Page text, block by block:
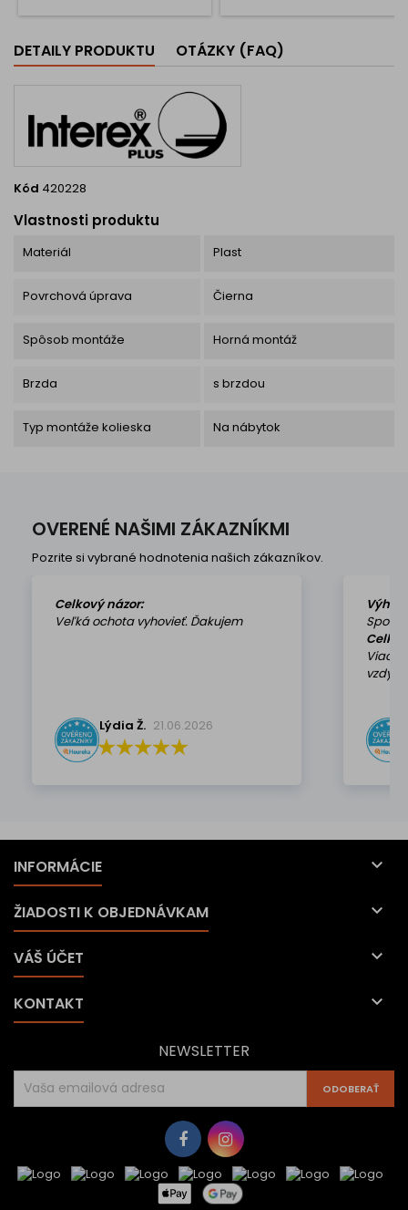
pripevniť ťažké predmety vo
vašej dielni, organizovať...
DETAILY PRODUKTU OTÁZKY (FAQ)
Kód 420228
Vlastnosti produktu
Materiál Plast
Povrchová úprava Čierna
Spôsob montáže Horná montáž
Brzda s brzdou
Typ montáže kolieska Na nábytok
OVERENÉ NAŠIMI ZÁKAZNÍKMI
Pozrite si vybrané hodnotenia našich zákazníkov.
Celkový názor:
Veľká ochota vyhovieť. Ďakujem
Lýdia Ž. 21.06.2026
vzdy k
INFORMÁCIE 
ŽIADOSTI K OBJEDNÁVKAM 
VÁŠ ÚČET 
KONTAKT 
NEWSLETTER